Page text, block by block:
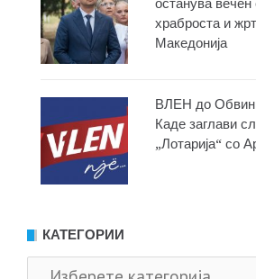
останува
храброста и
Македонија
ВЛЕН до
Каде заглави
„Лотарија“ со
КАТЕГОРИИ
Категории